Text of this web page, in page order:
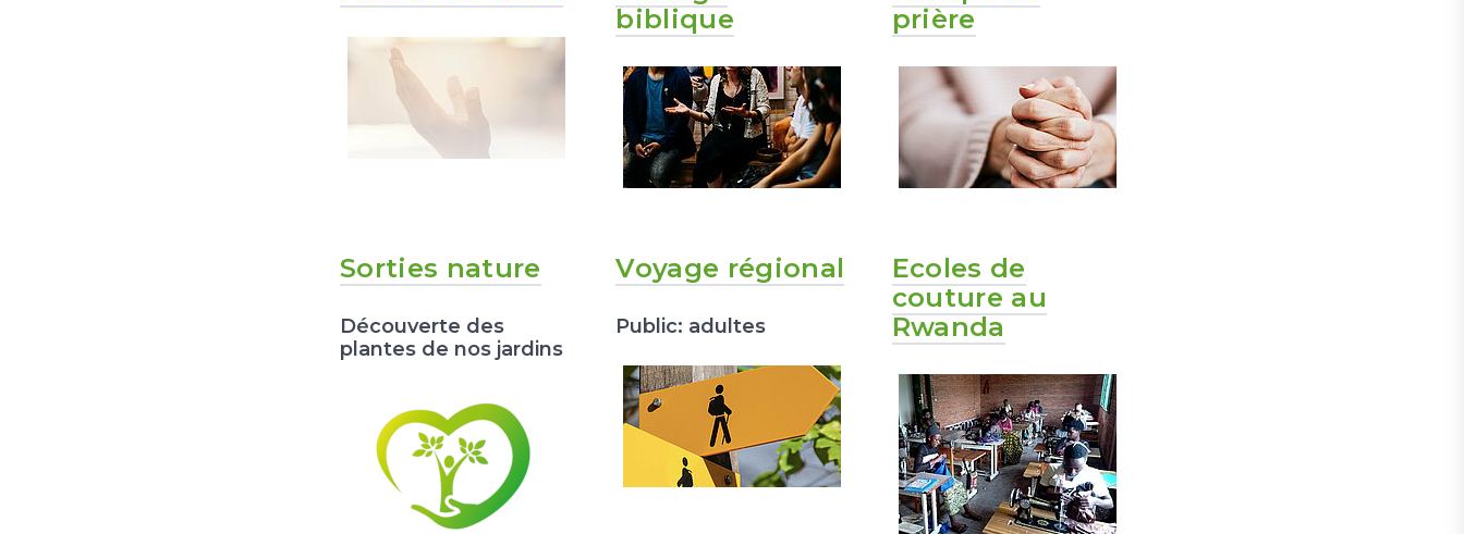
biblique
prière
Sorties nature
Découverte des
plantes de nos jardins
Voyage régional
Public: adultes
Ecoles de
couture au
Rwanda